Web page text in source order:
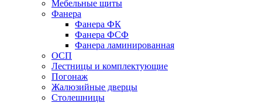
Мебельные щиты
Фанера
Фанера ФК
Фанера ФСФ
Фанера ламинированная
ОСП
Лестницы и комплектующие
Погонаж
Жалюзийные дверцы
Столешницы